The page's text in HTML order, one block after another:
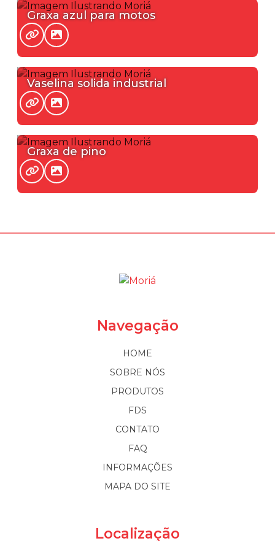
Graxa azul para motos
Vaselina solida industrial
Graxa de pino
Navegação
HOME
SOBRE NÓS
PRODUTOS
FDS
CONTATO
FAQ
INFORMAÇÕES
MAPA DO SITE
Localização